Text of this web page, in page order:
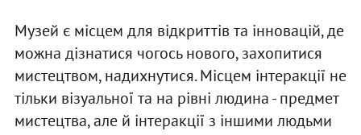
Музей є місцем для відкриттів та інновацій, де
можна дізнатися чогось нового, захопитися
мистецтвом, надихнутися. Місцем інтеракції не
тільки візуальної та на рівні людина - предмет
мистецтва, але й інтеракції з іншими людьми